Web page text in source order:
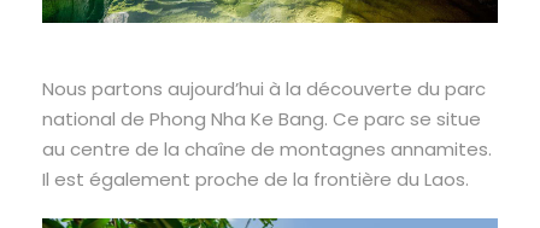
Nous partons aujourd’hui à la découverte du parc
national de Phong Nha Ke Bang. Ce parc se situe
au centre de la chaîne de montagnes annamites.
Il est également proche de la frontière du Laos.